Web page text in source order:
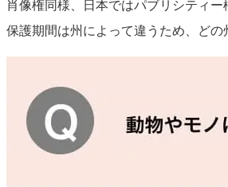
肖像権同様、日本ではパブリシティ
保護期間は州によって違うため、ど